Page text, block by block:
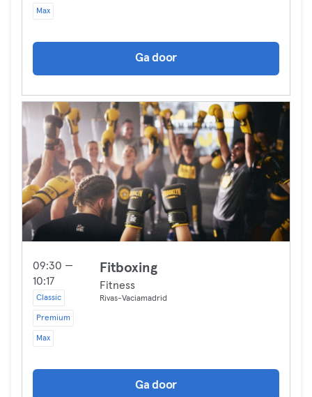
Max
Ga door
09:30 —
10:17
Classic
Premium
Max
Fitboxing
Fitness
Rivas-Vaciamadrid
Ga door